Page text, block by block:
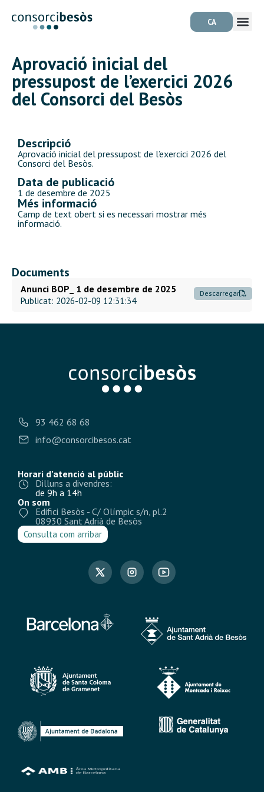
CA
Aprovació inicial del
pressupost de l’exercici 2026
del Consorci del Besòs
Descripció
Aprovació inicial del pressupost de l’exercici 2026 del
Consorci del Besòs.
Data de publicació
1 de desembre de 2025
Més informació
Camp de text obert si es necessari mostrar més
informació.
Documents
Anunci BOP_ 1 de desembre de 2025 Descarregar
Publicat: 2026-02-09 12:31:34
93 462 68 68
info@consorcibesos.cat
Horari d’atenció al públic
Dilluns a divendres:
de 9h a 14h
On som
Edifici Besòs - C/ Olímpic s/n, pl.2
08930 Sant Adrià de Besòs
Consulta com arribar